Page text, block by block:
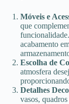
Móveis e
que
acabamento
Escolha de
atmosfera
Detalhes
vasos,